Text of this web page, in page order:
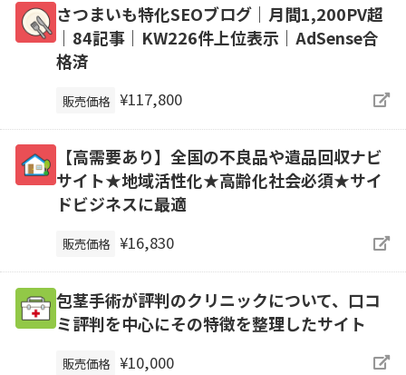
さつまいも特化SEOブログ｜月間1,200PV超
｜84記事｜KW226件上位表示｜AdSense合
格済
販売価格 ¥117,800
【高需要あり】全国の不良品や遺品回収ナビ
サイト★地域活性化★高齢化社会必須★サイ
ドビジネスに最適
販売価格 ¥16,830
包茎手術が評判のクリニックについて、口コ
ミ評判を中心にその特徴を整理したサイト
販売価格 ¥10,000